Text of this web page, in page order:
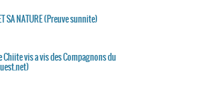
SA NATURE (Preuve sunnite)
Chiite vis a vis des Compagnons du